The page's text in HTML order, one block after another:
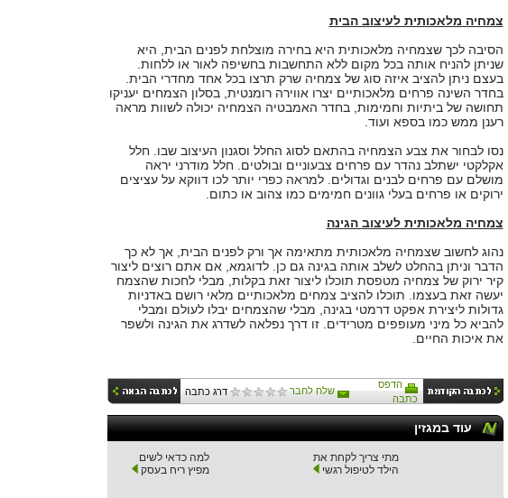
צמחיה מלאכותית לעיצוב הבית
הסיבה לכך שצמחיה מלאכותית היא בחירה מוצלחת לפנים הבית, היא
שניתן להניח אותה בכל מקום ללא התחשבות בחשיפה לאור או ללחות.
בעצם ניתן להציב איזה סוג של צמחיה שרק תרצו בכל אחד מחדרי הבית.
בחדר השינה פרחים מלאכותיים יצרו אווירה רומנטית, בסלון הצמחים יעניקו
תחושה של ביתיות וחמימות, בחדר האמבטיה הצמחיה יכולה לשוות מראה
רענן ממש כמו בספא ועוד.
נסו לבחור את צבע הצמחיה בהתאם לסוג החלל וסגנון העיצוב שבו. חלל
אקלקטי ישתלב נהדר עם פרחים צבעוניים ובולטים. חלל מודרני יראה
מושלם עם פרחים לבנים וגדולים. למראה כפרי יותר לכו דווקא על עציצים
ירוקים או פרחים בעלי גוונים חמימים כמו צהוב או כתום.
צמחיה מלאכותית לעיצוב הגינה
נהוג לחשוב שצמחיה מלאכותית מתאימה אך ורק לפנים הבית, אך לא כך
הדבר וניתן בהחלט לשלב אותה בגינה גם כן. לדוגמא, אם אתם רוצים ליצור
קיר ירוק של צמחיה מטפסת תוכלו ליצור זאת בקלות, מבלי לחכות שהצמח
יעשה זאת בעצמו. תוכלו להציב צמחים מלאכותיים מלאי רושם באדניות
גדולות ליצירת אפקט דרמטי בגינה, מבלי שהצמחים יבלו לעולם ומבלי
להביא כל מיני מעופפים מטרידים. זו דרך נפלאה לשדרג את הגינה ולשפר
את איכות החיים.
הדפס
כתבה
שלח לחבר דרג כתבה
עוד במגזין
מתי צריך לקחת את
הילד לטיפול רגשי
למה כדאי לשים
מפיץ ריח בעסק